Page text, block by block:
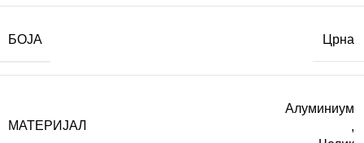
БОЈА Црна
МАТЕРИЈАЛ
Алуминиум
,